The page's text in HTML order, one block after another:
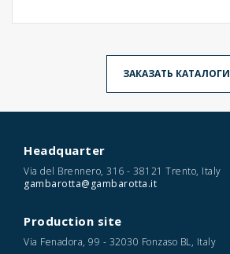
ЗАКАЗАТЬ КАТАЛОГИ
Headquarter
Via del Brennero, 316 - 38121 Trento, Italy
gambarotta@gambarotta.it
Production site
Via Fenadora, 99 - 32030 Fonzaso BL, Italy